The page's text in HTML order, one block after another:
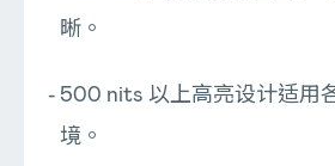
晰。
500 nits 以上高亮设计适用
境。